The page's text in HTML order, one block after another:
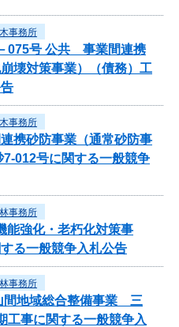
事務所
075号 公共 事業間連携
壊対策事業）（債務）工
事務所
携砂防事業（通常砂防事
012号に関する一般競争
事務所
能強化・老朽化対策事
る一般競争入札公告
事務所
間地域総合整備事業 三
事に関する一般競争入